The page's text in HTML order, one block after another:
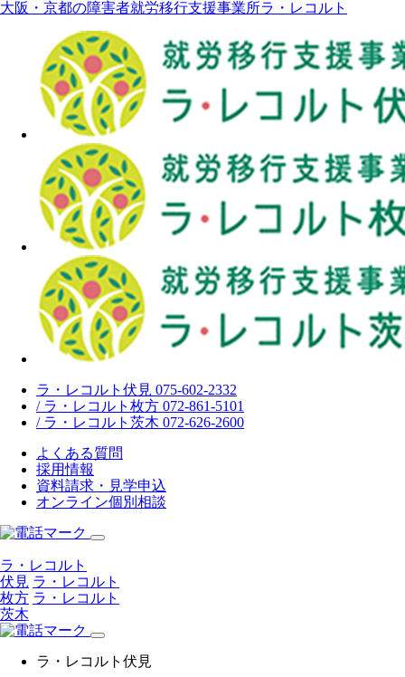
大阪・京都の障害者就労移行支援事業所ラ・レコルト
ラ・レコルト伏見 075-602-2332
/ ラ・レコルト枚方 072-861-5101
/ ラ・レコルト茨木 072-626-2600
よくある質問
採用情報
資料請求・見学申込
オンライン個別相談
ラ・レコルト
伏見 ラ・レコルト
枚方 ラ・レコルト
茨木
ラ・レコルト伏見